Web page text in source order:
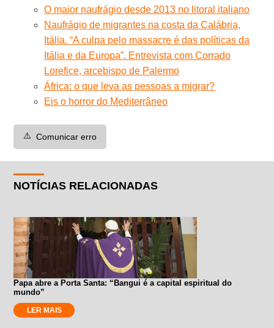
O maior naufrágio desde 2013 no litoral italiano
Naufrágio de migrantes na costa da Calábria,
Itália. “A culpa pelo massacre é das políticas da
Itália e da Europa”. Entrevista com Corrado
Lorefice, arcebispo de Palermo
África: o que leva as pessoas a migrar?
Eis o horror do Mediterrâneo
⚠️ Comunicar erro
NOTÍCIAS RELACIONADAS
Papa abre a Porta Santa: “Bangui é a capital espiritual do
mundo”
LER MAIS